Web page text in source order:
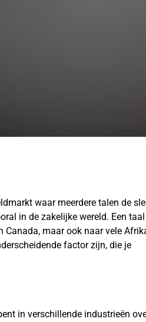
waar meerdere talen de
in de zakelijke wereld. Een
Canada, maar ook naar vele
factor zijn, die je
in verschillende industrieën